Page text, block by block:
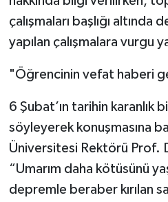
çalışmaları başlığı altında
yapılan çalışmalara vurgu
"Öğrencinin vefat haberi
6 Şubat’ın tarihin karanlık
söyleyerek konuşmasına
Üniversitesi Rektörü Prof.
“Umarım daha kötüsünü
depremle beraber kırılan